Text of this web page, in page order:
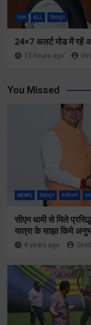
राज्य ALL देहरादून
24×7 अलर्ट मोड में रहें
15 hours ago
You Missed
NEWS देहरादून मनोरंजन
सीएम धामी से मिले
यात्रा के साझा किये
4 years ago